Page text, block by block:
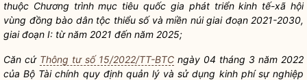
thuộc Chương trình mục tiêuquốc gia phát triển kinh tế-xã hội
vùng đồng bào dân tộc thiểu số và miền núi giai đoạn 2021-2030,
giai đoạn I: từ năm 2021 đến năm 2025;
Căn cứ Thông tư số 15/2022/TT-BTC ngày 04 tháng 3 năm 2022
của Bộ Tài chính quy định quản lý và sử dụng kinh phí sự nghiệp